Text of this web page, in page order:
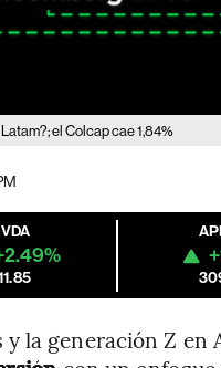
el Colcap cae 1,84%
la generación Z en